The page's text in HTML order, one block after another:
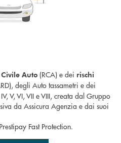
Auto (RCA) e dei rischi
degli Auto tassametri e dei
V, VI, VII e VIII, creata dal Gruppo
da Assicura Agenzia e dai suoi
Fast Protection.